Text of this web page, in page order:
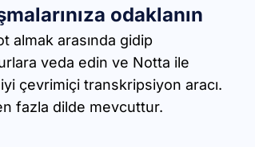
odaklanın
almak arasında gidip
veda edin ve Notta ile
çevrimiçi transkripsiyon aracı.
fazla dilde mevcuttur.